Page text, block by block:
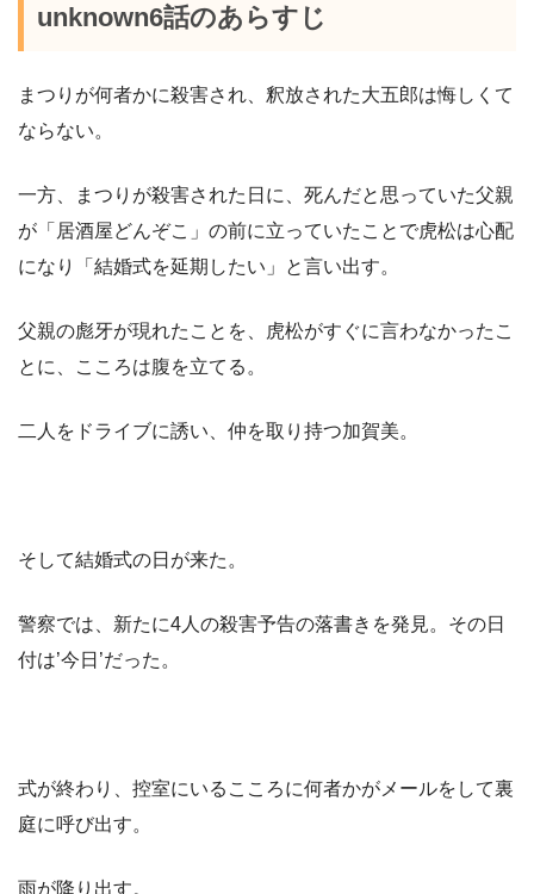
unknown6話のあらすじ
まつりが何者かに殺害され、釈放された大五郎は悔しくて
ならない。
一方、まつりが殺害された日に、死んだと思っていた父親
が「居酒屋どんぞこ」の前に立っていたことで虎松は心配
になり「結婚式を延期したい」と言い出す。
父親の彪牙が現れたことを、虎松がすぐに言わなかったこ
とに、こころは腹を立てる。
二人をドライブに誘い、仲を取り持つ加賀美。
そして結婚式の日が来た。
警察では、新たに4人の殺害予告の落書きを発見。その日
付は’今日’だった。
式が終わり、控室にいるこころに何者かがメールをして裏
庭に呼び出す。
雨が降り出す。